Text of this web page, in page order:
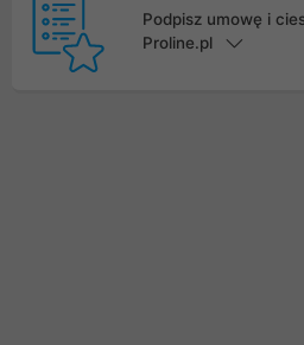
Podpisz umowę i
Proline.pl